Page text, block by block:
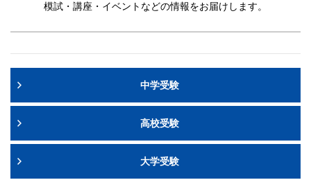
模試・講座・イベントなどの情報をお届けします。
中学受験
高校受験
大学受験